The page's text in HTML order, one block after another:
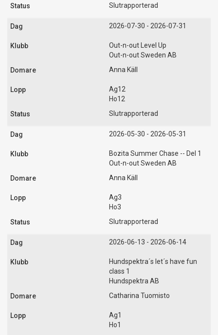
Slutrapporterad
2026-07-30 - 2026-07-31
Out-n-out Level Up
Out-n-out Sweden AB
Anna Käll
Ag12
Ho12
Slutrapporterad
2026-05-30 - 2026-05-31
Bozita Summer Chase -- Del 1
Out-n-out Sweden AB
Anna Käll
Ag3
Ho3
Slutrapporterad
2026-06-13 - 2026-06-14
Hundspektra´s let´s have fun
class 1
Hundspektra AB
Catharina Tuomisto
Ag1
Ho1